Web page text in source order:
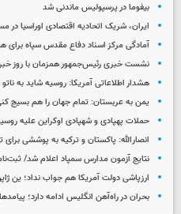
بیفوما در پرسپولیس ماندنی شد
ایران، شریک اتحادیه اقتصادی اوراسیا در
آمادگی مرکز اسناد دفاع مقدس سپاه برای
نشست خبری رئیس‌جمهور همزمان با روز
هشدار اطلاعاتی آمریکا: روسیه شاید به
یمن به عربستان: تمام جهان را هم بسیج
حملات پهپادی و شهپادی اوکراین علیه
انصارالله: پاکستان و ترکیه به پوششی
نتایج آزمون مدارس سمپاد اعلام شد/ ثبت‌نام
ارزپاشی دولت آمریکا هم جواب نداد؛ ین
بحران در راه‌آهن انگلیس ادامه دارد؛ پیامدهای قطعی 90